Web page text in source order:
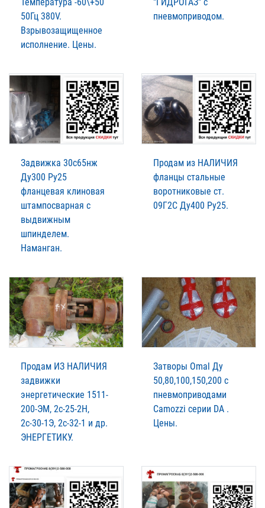
50Гц 380V.
Взрывозащищенное
исполнение. Цены.
пневмоприводом.
Задвижка 30с65нж
Ду300 Ру25
фланцевая клиновая
штампосварная с
выдвижным
шпинделем.
Наманган.
Продам из НАЛИЧИЯ
фланцы стальные
воротниковые ст.
09Г2С Ду400 Ру25.
Продам ИЗ НАЛИЧИЯ
задвижки
энергетические 1511-
200-ЭМ, 2с-25-2Н,
2с-30-1Э, 2с-32-1 и др.
ЭНЕРГЕТИКУ.
Затворы Omal Ду
50,80,100,150,200 с
пневмоприводами
Camozzi серии DA .
Цены.